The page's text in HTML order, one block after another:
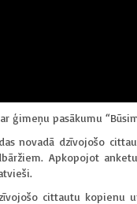
ģimeņu pasākumu
novadā dzīvojošo
Apkopojot
cittautu